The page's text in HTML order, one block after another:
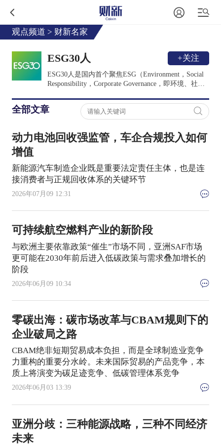
观点频道 > 财新名家
ESG30人 +关注
ESG30人是国内首个聚焦ESG（Environment，Social
Responsibility，Corporate Governance，即环境、社会
政府监管、研究咨询和商业机构的国内外ESG领域专
家，分享ESG领域专家观点，包括ESG国际发展趋
势、政策及政策解读、专项议题研究、实践案例等内
容。ESG30人论坛为非官方、非营利性专业平台，主
要宗旨为推动中国ESG的发展。
全部文章
动力电池回收强监管，车企合规投入如何
增值
新能源汽车制造企业既是重要法定责任主体，也是连
接消费者与正规回收体系的关键环节
2026年07月09 12:31
可持续航空燃料产业的新阶段
与欧洲主要依靠政策“催生”市场不同，亚洲SAF市场
更可能在2030年前后进入低碳政策与需求叠加增长的
阶段
2026年06月09 10:34
零碳出海：碳市场改革与CBAM规则下的
企业破局之路
CBAM绝非短期贸易成本负担，而是全球制造业竞争
力重构的重要分水岭。未来国际贸易的产品竞争，本
质上将演变为碳足迹竞争、低碳管理体系竞争
2026年06月03 13:39
亚洲分歧：三种能源战略，三种不同经济
未来